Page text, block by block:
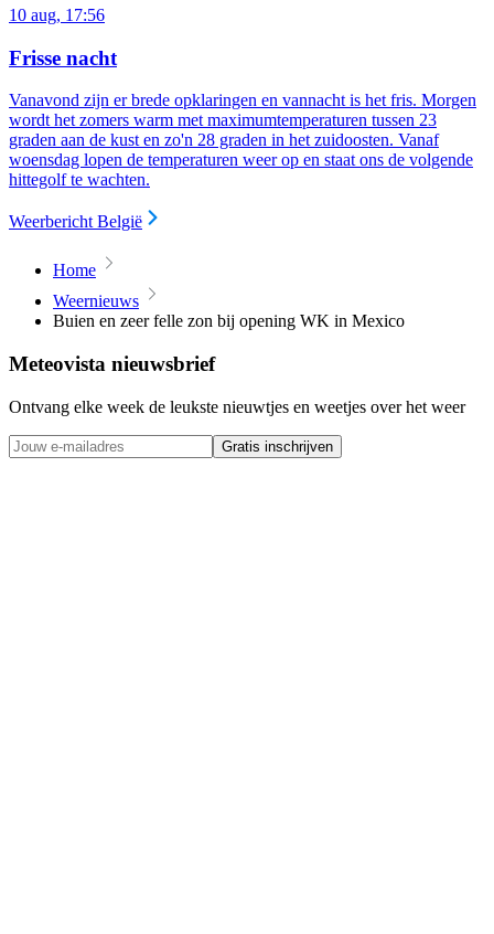
10 aug, 17:56
Frisse nacht
Vanavond zijn er brede opklaringen en vannacht is het fris. Morgen
wordt het zomers warm met maximumtemperaturen tussen 23
graden aan de kust en zo'n 28 graden in het zuidoosten. Vanaf
woensdag lopen de temperaturen weer op en staat ons de volgende
hittegolf te wachten.
Weerbericht België
Home
Weernieuws
Buien en zeer felle zon bij opening WK in Mexico
Meteovista nieuwsbrief
Ontvang elke week de leukste nieuwtjes en weetjes over het weer
Gratis inschrijven